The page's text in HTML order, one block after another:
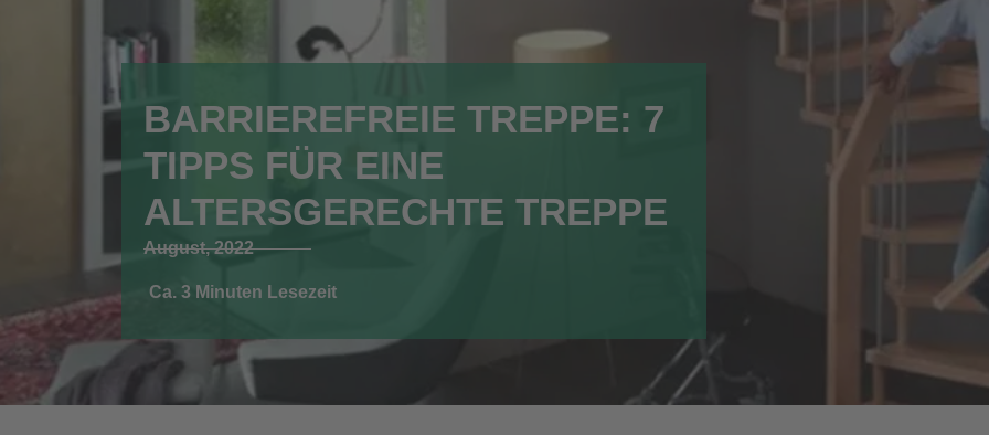
BARRIEREFREIE TREPPE: 7
TIPPS FÜR EINE
ALTERSGERECHTE TREPPE
August, 2022
Ca. 3 Minuten Lesezeit